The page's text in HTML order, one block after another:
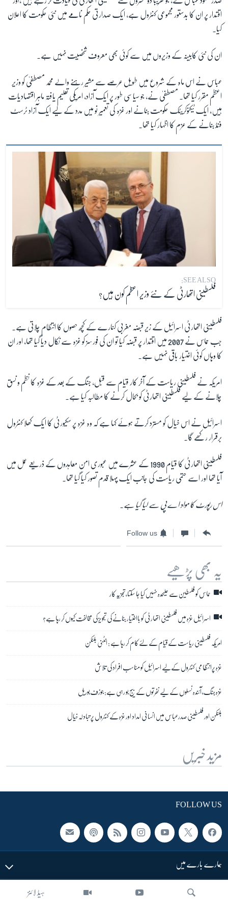
ہیڈ لائنز
اقتدار پر ان کا بدستور مجموعی کنٹرول ہے، ایک صدارتی حکم نامے میں نئی حکومت کا اعلان
کیا۔
ان کی نئی کابینہ کے وزیروں میں سے کوئی بھی معروف شخصیت نہیں ہے۔
عباس نے اس ماہ کے شروع میں طویل عرصے سے مشیر رہنے والے محمد مصطفیٰ کو وزیر
اعظم مقرر کیا تھا۔ مصطفیٰ نے، جو سیاسی طور پر ایک آزاد، امریکی تعلیم یافتہ ماہر اقتصادیات
ہیں، ایک ٹیکنوکریٹک حکومت بنانے اور غزہ کی تعمیر نو میں مدد کے لیے ایک آزاد ٹرسٹ
فنڈ بنانے کے عزم کا اظہار کیا تھا۔
SEE ALSO:
فلسطینی اتھارٹی کے نئے وزیر اعظم کون ہیں؟
فلسطینی اتھارٹی اسرائیل کے زیر قبضہ مغربی کنارے کے کچھ حصوں کا انتظام چلاتی ہے۔
جب حماس نے 2007 میں اقتدار پر قبضہ کیا تو ان کی فورسز کو غزہ سے نکال دیا گیا تھا، اور ان
کا وہاں کوئی اختیار باقی نہیں ہے۔
امریکہ نے فلسطینی ریاست کے آخر کار قیام سے قبل، جنگ کے بعد کے غزہ کا نظم و نسق
چلانے کے لیے فلسطینی اتھارٹی کو بحال کرنے کا مطالبہ کیا ہے۔
اسرائیل نے اس خیال کو مسترد کرتے ہوئے کہا ہے کہ وہ غزہ پر سکیورٹی کا ایک کھلا کنٹرول
برقرار رکھے گا۔
فلسطینی اتھارٹی کا قیام 1990 کے عشرے میں عبوری امن معاہدوں کے ذریعے عمل میں
آیا تھا اور اسے حتمی ریاست کی جانب ایک پہلا قدم تصور کیا گیا تھا۔
اس رپورٹ کا مواد اے پی سے لیا گیا ہے
Follow us
یہ بھی پڑھیے
حماس کو فلسطین سے علیحدہ نہیں کیا جا سکتا، تجزیہ کار
اسرائیل غزہ میں فلسطینی اتھارٹی کو بااختیار بنانے کی تجویز کی مخالفت کیوں کر رہا ہے؟
امریکہ فلسطینی ریاست کے قیام کے لئے کام کر رہا ہے : انٹنی بلنکن
غزہ پرانتظامی کنٹرول کےلیے اسرائیل کو مناسب افراد کی تلاش
غزہ جنگ، آئندہ نسلوں کے لیے نفرتوں کے بیج بو رہی ہے: جوزف بوریل
بلنکن اور فلسطینی صدرعباس میں انسانی امداد اور غزہ کے کنٹرول پر تبادلہ خیال
مزید خبریں
FOLLOW US
ہمارے بارے میں